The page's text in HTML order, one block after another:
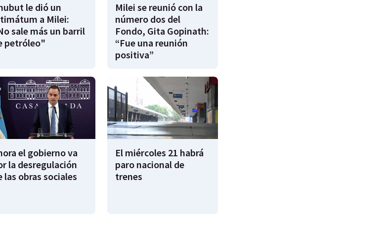
le dió un
a Milei:
sale más un barril
petróleo"
Milei se reunió con la
número dos del
Fondo, Gita Gopinath:
“Fue una reunión
positiva”
el gobierno va
la desregulación
las obras sociales
El miércoles 21 habrá
paro nacional de
trenes